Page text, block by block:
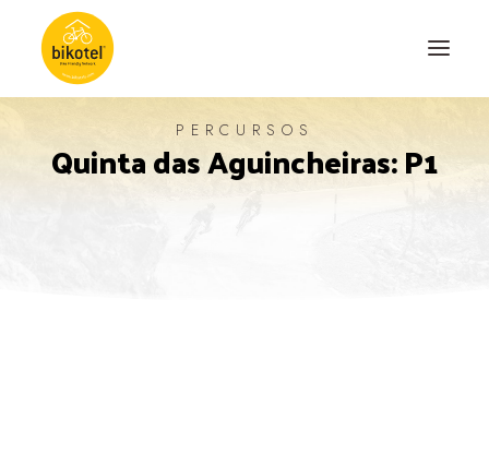
SOBRE NÓS
PERCURSOS
Quinta das Aguincheiras: P1